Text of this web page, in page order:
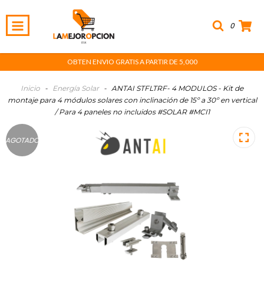
0
OBTEN ENVIO GRATIS A PARTIR DE 5,000
Inicio - Energía Solar - ANTAI STFLTRF- 4 MODULOS - Kit de
montaje para 4 módulos solares con inclinación de 15º a 30º en vertical
/ Para 4 paneles no incluidos #SOLAR #MCI1
AGOTADO